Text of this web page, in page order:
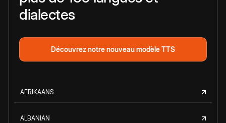
dialectes
Découvrez notre nouveau modèle TTS
AFRIKAANS
ALBANIAN